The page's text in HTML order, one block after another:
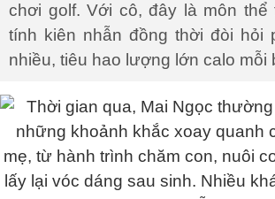
chơi golf. Với cô, đây là môn thể
tính kiên nhẫn đồng thời đòi hỏi
nhiều, tiêu hao lượng lớn calo mỗi